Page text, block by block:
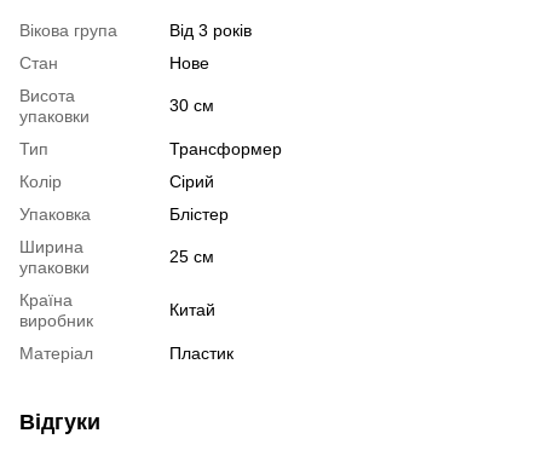
Вікова група
Від 3 років
Стан
Нове
Висота
упаковки
30 см
Тип
Трансформер
Колір
Сірий
Упаковка
Блістер
Ширина
упаковки
25 см
Країна
виробник
Китай
Матеріал Пластик
Відгуки